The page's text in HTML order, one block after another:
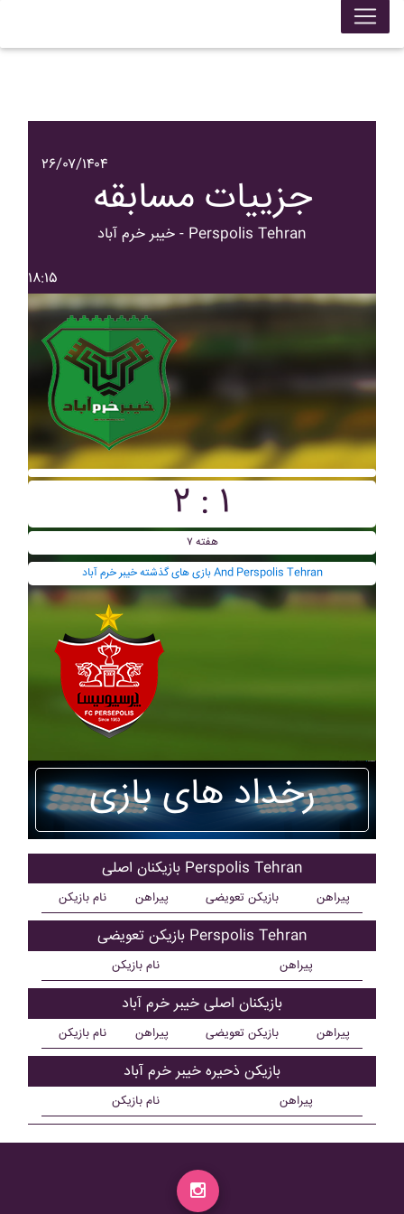
۲۶/۰۷/۱۴۰۴
جزییات مسابقه
خيبر خرم آباد - Perspolis Tehran
۱۸:۱۵
۲ : ۱
هفته ۷
بازی های گذشته خيبر خرم آباد And Perspolis Tehran
رخداد های بازی
بازیکنان اصلی Perspolis Tehran
نام بازیکن پیراهن بازیکن تعویضی پیراهن
بازیکن تعویضی Perspolis Tehran
نام بازیکن پیراهن
بازیکنان اصلی خيبر خرم آباد
نام بازیکن پیراهن بازیکن تعویضی پیراهن
بازیکن ذحیره خيبر خرم آباد
نام بازیکن پیراهن